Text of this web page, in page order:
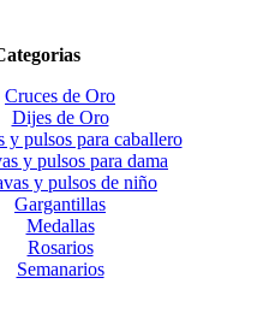
Cruces de Oro
Dijes de Oro
y pulsos para caballero
y pulsos para dama
y pulsos de niño
Gargantillas
Medallas
Rosarios
Semanarios